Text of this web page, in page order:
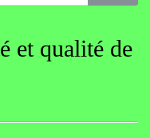
et qualité de